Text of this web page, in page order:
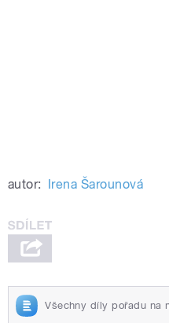
autor: Irena Šarounová
Všechny díly pořadu na